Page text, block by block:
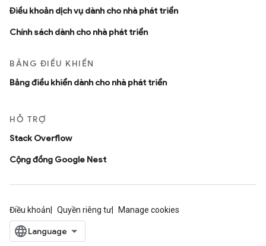
Ðiều khoản dịch vụ dành cho nhà phát triển
Chính sách dành cho nhà phát triển
BẢNG ĐIỀU KHIỂN
Bảng điều khiển dành cho nhà phát triển
HỖ TRỢ
Stack Overflow
Cộng đồng Google Nest
Điều khoản Quyền riêng tư Manage cookies